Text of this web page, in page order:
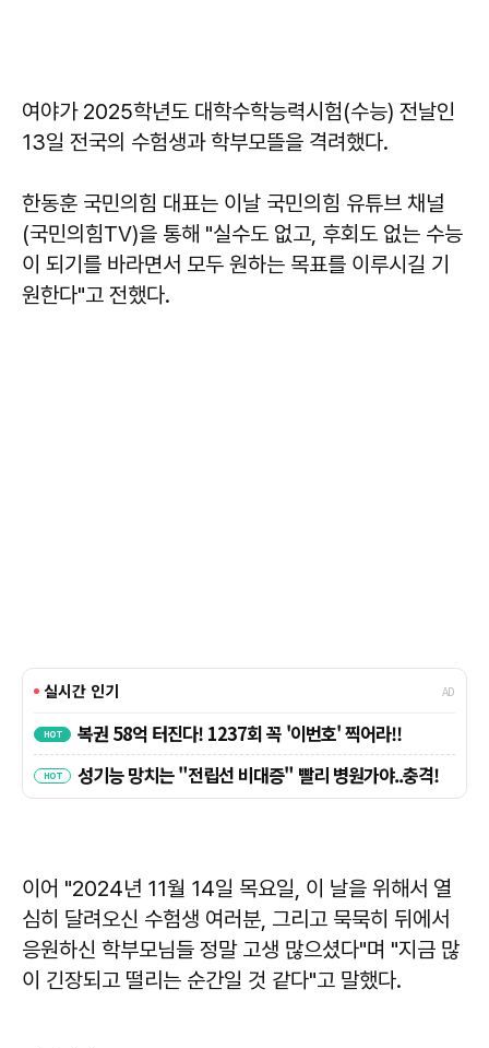
여야가 2025학년도 대학수학능력시험(수능) 전날인
13일 전국의 수험생과 학부모뜰을 격려했다.
한동훈 국민의힘 대표는 이날 국민의힘 유튜브 채널
(국민의힘TV)을 통해 "실수도 없고, 후회도 없는 수능
이 되기를 바라면서 모두 원하는 목표를 이루시길 기
원한다"고 전했다.
이어 "2024년 11월 14일 목요일, 이 날을 위해서 열
심히 달려오신 수험생 여러분, 그리고 묵묵히 뒤에서
응원하신 학부모님들 정말 고생 많으셨다"며 "지금 많
이 긴장되고 떨리는 순간일 것 같다"고 말했다.